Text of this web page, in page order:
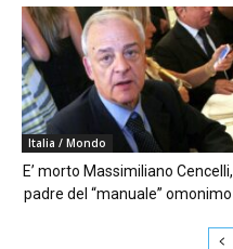
Italia / Mondo
E’ morto Massimiliano Cencelli,
padre del “manuale” omonimo